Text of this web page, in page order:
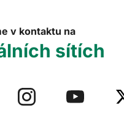
v kontaktu na
sítích